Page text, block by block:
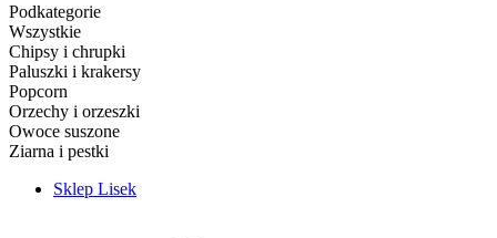
Podkategorie
Wszystkie
Chipsy i chrupki
Paluszki i krakersy
Popcorn
Orzechy i orzeszki
Owoce suszone
Ziarna i pestki
Sklep Lisek